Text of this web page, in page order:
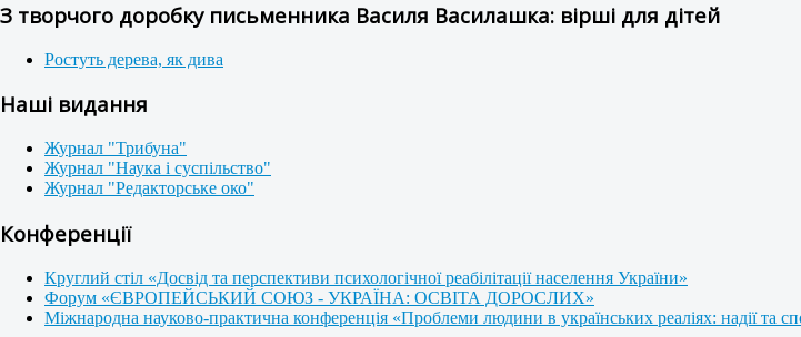
З творчого доробку письменника Василя Василашка: вірші для дітей
Ростуть дерева, як дива
Наші видання
Журнал "Трибуна"
Журнал "Наука і суспільство"
Журнал "Редакторське око"
Конференції
Круглий стіл «Досвід та перспективи психологічної реабілітації населення України»
Форум «ЄВРОПЕЙСЬКИЙ СОЮЗ - УКРАЇНА: ОСВІТА ДОРОСЛИХ»
Міжнародна науково-практична конференція «Проблеми людини в українських реаліях: надії та